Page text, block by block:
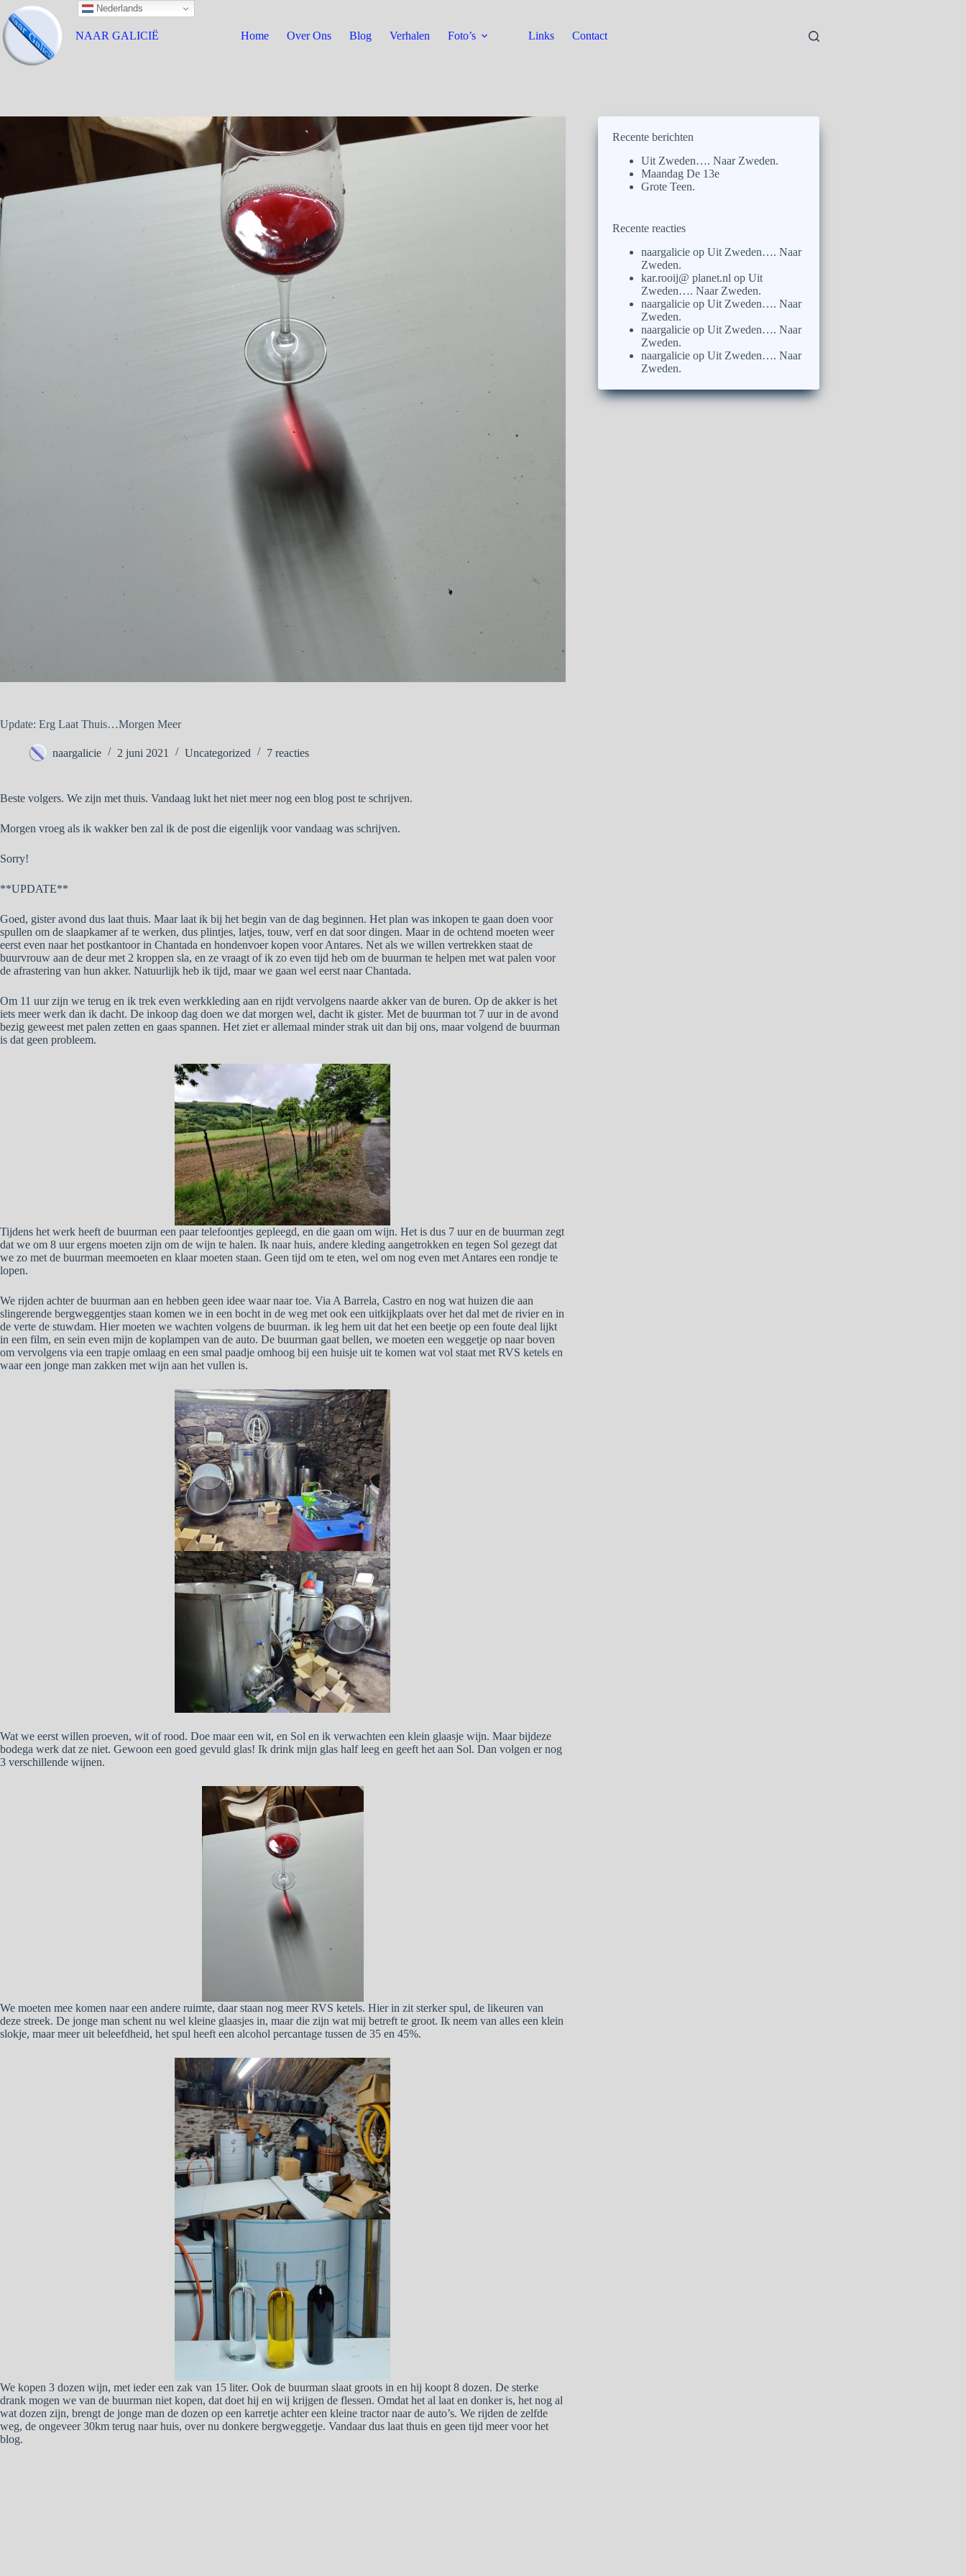
NAAR GALICIË Home Over Ons Blog Verhalen Foto’s Links Contact
Update: Erg Laat Thuis…Morgen Meer
naargalicie 2 juni 2021 Uncategorized 7 reacties
Beste volgers. We zijn met thuis. Vandaag lukt het niet meer nog een blog post te schrijven.
Morgen vroeg als ik wakker ben zal ik de post die eigenlijk voor vandaag was schrijven.
Sorry!
**UPDATE**
Goed, gister avond dus laat thuis. Maar laat ik bij het begin van de dag beginnen. Het plan was inkopen te gaan doen voor
spullen om de slaapkamer af te werken, dus plintjes, latjes, touw, verf en dat soor dingen. Maar in de ochtend moeten weer
eerst even naar het postkantoor in Chantada en hondenvoer kopen voor Antares. Net als we willen vertrekken staat de
buurvrouw aan de deur met 2 kroppen sla, en ze vraagt of ik zo even tijd heb om de buurman te helpen met wat palen voor
de afrastering van hun akker. Natuurlijk heb ik tijd, maar we gaan wel eerst naar Chantada.
Om 11 uur zijn we terug en ik trek even werkkleding aan en rijdt vervolgens naarde akker van de buren. Op de akker is het
iets meer werk dan ik dacht. De inkoop dag doen we dat morgen wel, dacht ik gister. Met de buurman tot 7 uur in de avond
bezig geweest met palen zetten en gaas spannen. Het ziet er allemaal minder strak uit dan bij ons, maar volgend de buurman
is dat geen probleem.
Tijdens het werk heeft de buurman een paar telefoontjes gepleegd, en die gaan om wijn. Het is dus 7 uur en de buurman zegt
dat we om 8 uur ergens moeten zijn om de wijn te halen. Ik naar huis, andere kleding aangetrokken en tegen Sol gezegt dat
we zo met de buurman meemoeten en klaar moeten staan. Geen tijd om te eten, wel om nog even met Antares een rondje te
lopen.
We rijden achter de buurman aan en hebben geen idee waar naar toe. Via A Barrela, Castro en nog wat huizen die aan
slingerende bergweggentjes staan komen we in een bocht in de weg met ook een uitkijkplaats over het dal met de rivier en in
de verte de stuwdam. Hier moeten we wachten volgens de buurman. ik leg hem uit dat het een beetje op een foute deal lijkt
in een film, en sein even mijn de koplampen van de auto. De buurman gaat bellen, we moeten een weggetje op naar boven
om vervolgens via een trapje omlaag en een smal paadje omhoog bij een huisje uit te komen wat vol staat met RVS ketels en
waar een jonge man zakken met wijn aan het vullen is.
Wat we eerst willen proeven, wit of rood. Doe maar een wit, en Sol en ik verwachten een klein glaasje wijn. Maar bijdeze
bodega werk dat ze niet. Gewoon een goed gevuld glas! Ik drink mijn glas half leeg en geeft het aan Sol. Dan volgen er nog
3 verschillende wijnen.
We moeten mee komen naar een andere ruimte, daar staan nog meer RVS ketels. Hier in zit sterker spul, de likeuren van
deze streek. De jonge man schent nu wel kleine glaasjes in, maar die zijn wat mij betreft te groot. Ik neem van alles een klein
slokje, maar meer uit beleefdheid, het spul heeft een alcohol percantage tussen de 35 en 45%.
We kopen 3 dozen wijn, met ieder een zak van 15 liter. Ook de buurman slaat groots in en hij koopt 8 dozen. De sterke
drank mogen we van de buurman niet kopen, dat doet hij en wij krijgen de flessen. Omdat het al laat en donker is, het nog al
wat dozen zijn, brengt de jonge man de dozen op een karretje achter een kleine tractor naar de auto’s. We rijden de zelfde
weg, de ongeveer 30km terug naar huis, over nu donkere bergweggetje. Vandaar dus laat thuis en geen tijd meer voor het
blog.
Recente berichten
Uit Zweden…. Naar Zweden.
Maandag De 13e
Grote Teen.
Recente reacties
naargalicie opUit Zweden…. Naar
Zweden.
kar.rooij@ planet.nl opUit
Zweden…. Naar Zweden.
naargalicie opUit Zweden…. Naar
Zweden.
naargalicie opUit Zweden…. Naar
Zweden.
naargalicie opUit Zweden…. Naar
Zweden.
Nederlands